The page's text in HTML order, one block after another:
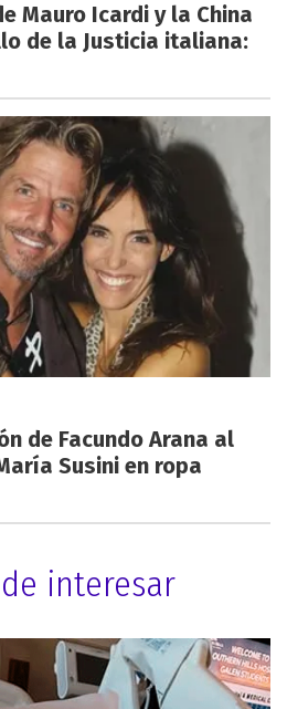
Mauro Icardi y la China
de la Justicia italiana:
de Facundo Arana al
Susini en ropa
interesar